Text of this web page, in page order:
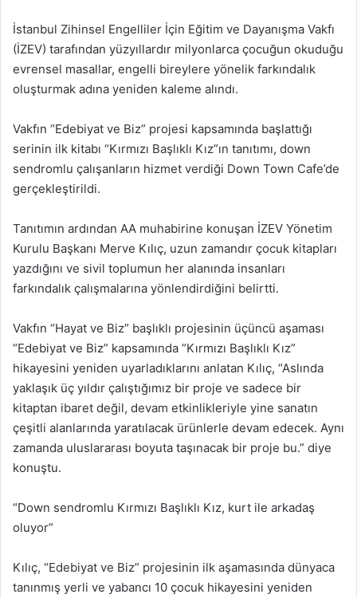
İstanbul Zihinsel Engelliler İçin Eğitim ve Dayanışma Vakfı
(İZEV) tarafından yüzyıllardır milyonlarca çocuğun okuduğu
evrensel masallar, engelli bireylere yönelik farkındalık
oluşturmak adına yeniden kaleme alındı.
Vakfın “Edebiyat ve Biz” projesi kapsamında başlattığı
serinin ilk kitabı “Kırmızı Başlıklı Kız”ın tanıtımı, down
sendromlu çalışanların hizmet verdiği Down Town Cafe’de
gerçekleştirildi.
Tanıtımın ardından AA muhabirine konuşan İZEV Yönetim
Kurulu Başkanı Merve Kılıç, uzun zamandır çocuk kitapları
yazdığını ve sivil toplumun her alanında insanları
farkındalık çalışmalarına yönlendirdiğini belirtti.
Vakfın “Hayat ve Biz” başlıklı projesinin üçüncü aşaması
“Edebiyat ve Biz” kapsamında “Kırmızı Başlıklı Kız”
hikayesini yeniden uyarladıklarını anlatan Kılıç, “Aslında
yaklaşık üç yıldır çalıştığımız bir proje ve sadece bir
kitaptan ibaret değil, devam etkinlikleriyle yine sanatın
çeşitli alanlarında yaratılacak ürünlerle devam edecek. Aynı
zamanda uluslararası boyuta taşınacak bir proje bu.” diye
konuştu.
“Down sendromlu Kırmızı Başlıklı Kız, kurt ile arkadaş
oluyor”
Kılıç, “Edebiyat ve Biz” projesinin ilk aşamasında dünyaca
tanınmış yerli ve yabancı 10 çocuk hikayesini yeniden